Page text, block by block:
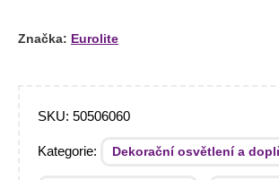
Značka: Eurolite
SKU: 50506060
Kategorie: Dekorační osvětlení a